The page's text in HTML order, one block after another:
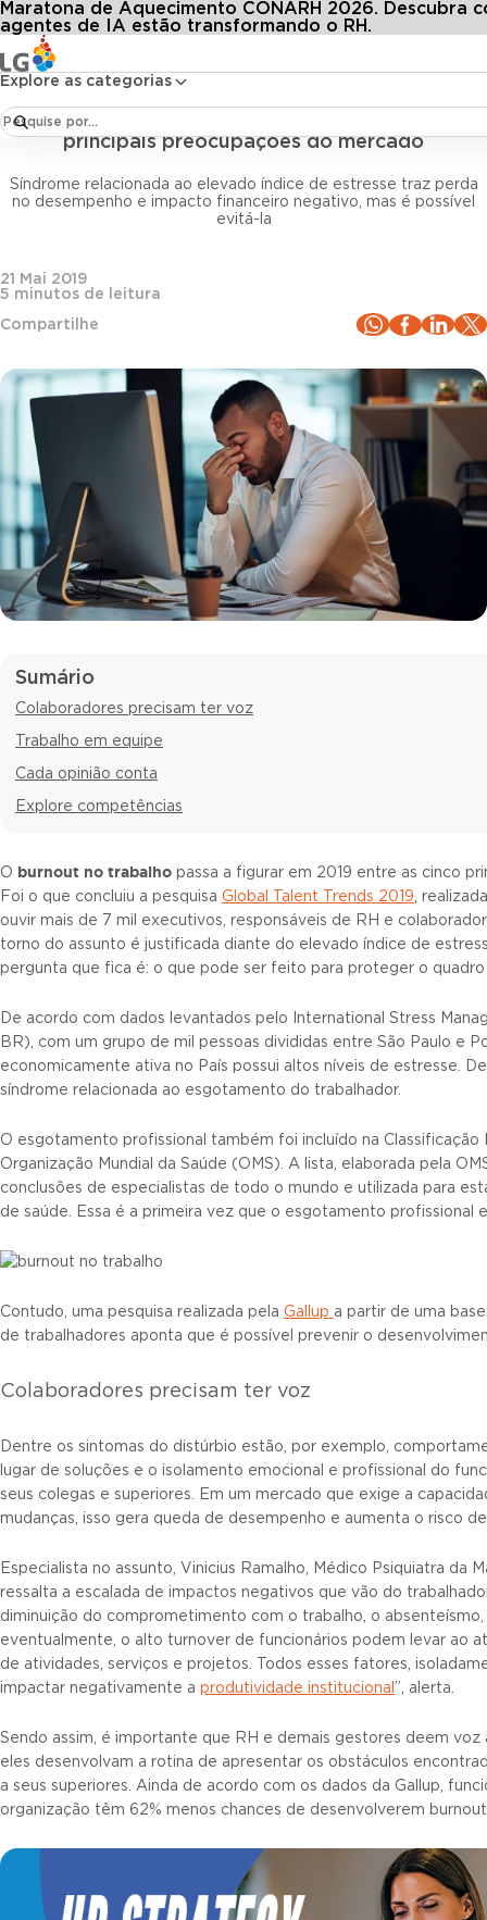
Explore as categorias
Maratona de Aquecimento CONARH 2026. Descubra
agentes de IA estão transformando o RH.
Conteúdos Blog LG Todos os artigos
Burnout no trabalho: como evitar uma das principais preocupações do mercado
Bem-estar e Saúde no Trabalho
Burnout no trabalho: como evitar uma das
principais preocupações do mercado
Síndrome relacionada ao elevado índice de estresse traz perda
no desempenho e impacto financeiro negativo, mas é possível
evitá-la
21 Mai 2019
5 minutos de leitura
Compartilhe
Sumário
Colaboradores precisam ter voz
Trabalho em equipe
Cada opinião conta
Explore competências
O burnout no trabalho passa a figurar em 2019 entre as cinco
Foi o que concluiu a pesquisa Global Talent Trends 2019,
ouvir mais de 7 mil executivos, responsáveis de RH e
torno do assunto é justificada diante do elevado índice de
pergunta que fica é: o que pode ser feito para proteger o quadro
De acordo com dados levantados pelo International Stress
BR), com um grupo de mil pessoas divididas entre São Paulo e
economicamente ativa no País possui altos níveis de estresse.
síndrome relacionada ao esgotamento do trabalhador.
O esgotamento profissional também foi incluído na Classificação
Organização Mundial da Saúde (OMS). A lista, elaborada pela
conclusões de especialistas de todo o mundo e utilizada para
de saúde. Essa é a primeira vez que o esgotamento profissional
Contudo, uma pesquisa realizada pela Gallup a partir de uma
de trabalhadores aponta que é possível prevenir o
Colaboradores precisam ter voz
Dentre os sintomas do distúrbio estão, por exemplo,
lugar de soluções e o isolamento emocional e profissional do
seus colegas e superiores. Em um mercado que exige a
mudanças, isso gera queda de desempenho e aumenta o risco
Especialista no assunto, Vinicius Ramalho, Médico Psiquiatra da
ressalta a escalada de impactos negativos que vão do
diminuição do comprometimento com o trabalho, o
eventualmente, o alto turnover de funcionários podem levar ao
de atividades, serviços e projetos. Todos esses fatores,
impactar negativamente a produtividade institucional ”, alerta.
Sendo assim, é importante que RH e demais gestores deem
eles desenvolvam a rotina de apresentar os obstáculos
a seus superiores. Ainda de acordo com os dados da Gallup,
organização têm 62% menos chances de desenvolverem